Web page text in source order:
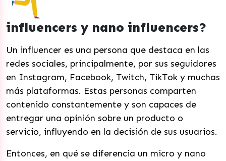
influencers y nano influencers?
Un influencer es una persona que destaca en las
redes sociales, principalmente, por sus seguidores
en Instagram, Facebook, Twitch, TikTok y muchas
más plataformas. Estas personas comparten
contenido constantemente y son capaces de
entregar una opinión sobre un producto o
servicio, influyendo en la decisión de sus usuarios.
Entonces, en qué se diferencia un micro y nano